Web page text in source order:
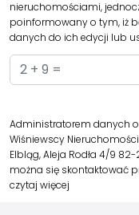
nieruchomościami,
poinformowany o tym, iż
danych do ich edycji lub
Administratorem danych
Wiśniewscy
Elbląg, Aleja Rodła 4/9
można się skontaktować
czytaj więcej